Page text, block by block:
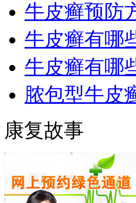
牛皮癣预防
牛皮癣有哪
牛皮癣有哪
脓包型牛皮
康复故事